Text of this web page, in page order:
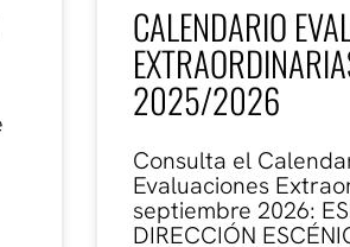
CALENDARIO
2025/2026
Consulta el
Evaluaciones
septiembre 2026:
DIRECCIÓN